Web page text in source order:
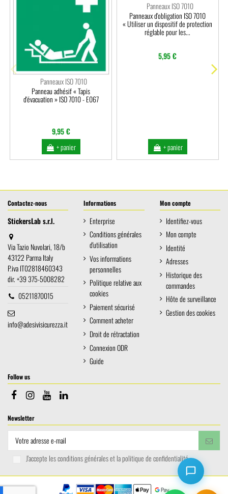
Panneaux ISO 7010
Panneau adhésif « Tapis
d'évacuation » ISO 7010 - E067
9,95 €
+ panier
Panneaux ISO 7010
Panneaux d'obligation ISO 7010
« Utiliser un dispositif de protection
réglable pour les...
5,95 €
+ panier
Contactez-nous
StickersLab s.r.l.
Via Tazio Nuvolari, 18/b
43122 Parma Italy
P.iva IT02818460343
dir. +39 375-5008282
05211870015
info@adesivisicurezza.it
Informations
Enterprise
Conditions générales
d'utilisation
Vos informations
personnelles
Politique relative aux
cookies
Paiement sécurisé
Comment acheter
Droit de rétractation
Connexion ODR
Guide
Mon compte
Identifiez-vous
Mon compte
Identité
Adresses
Historique des
commandes
Hôte de surveillance
Gestion des cookies
Follow us
Newsletter
J'accepte les conditions générales et la politique de confidentialité